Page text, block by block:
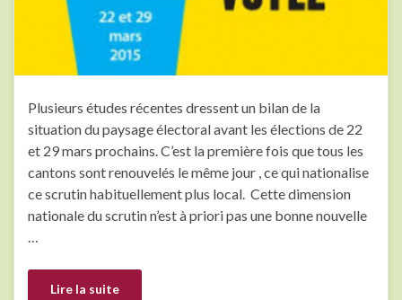
Plusieurs études récentes dressent un bilan de la
situation du paysage électoral avant les élections de 22
et 29 mars prochains. C’est la première fois que tous les
cantons sont renouvelés le même jour , ce qui nationalise
ce scrutin habituellement plus local. Cette dimension
nationale du scrutin n’est à priori pas une bonne nouvelle
Lire la suite